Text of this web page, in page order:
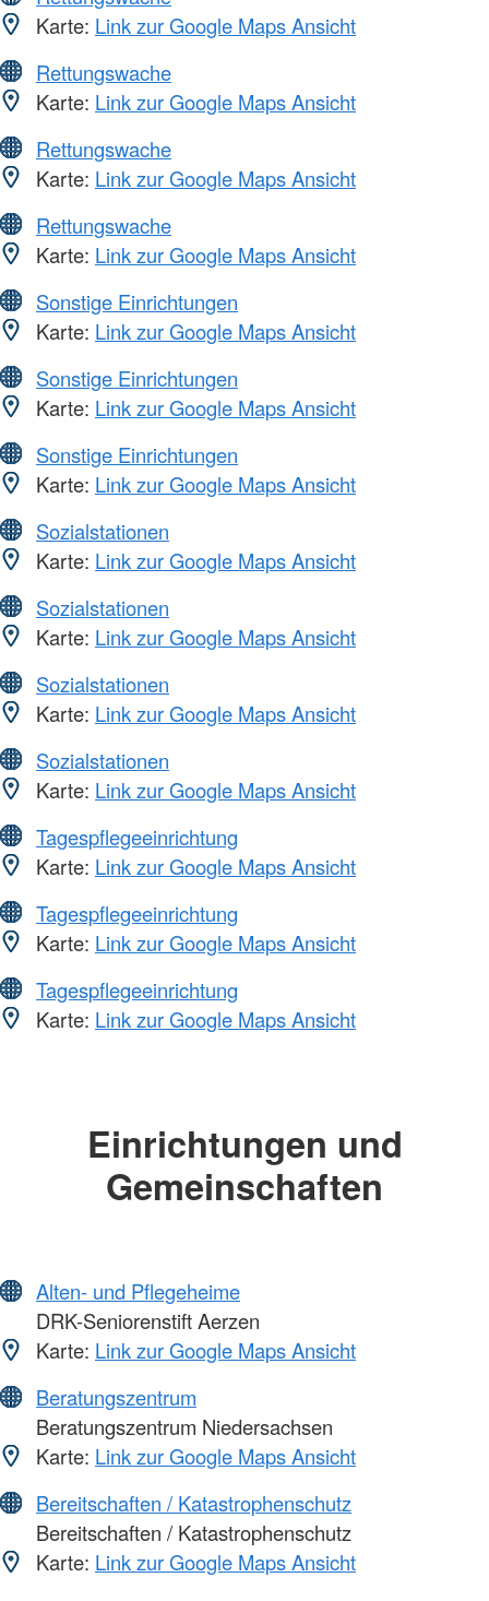
Karte: Link zur Google Maps Ansicht
Rettungswache
Karte: Link zur Google Maps Ansicht
Rettungswache
Karte: Link zur Google Maps Ansicht
Rettungswache
Karte: Link zur Google Maps Ansicht
Sonstige Einrichtungen
Karte: Link zur Google Maps Ansicht
Sonstige Einrichtungen
Karte: Link zur Google Maps Ansicht
Sonstige Einrichtungen
Karte: Link zur Google Maps Ansicht
Sozialstationen
Karte: Link zur Google Maps Ansicht
Sozialstationen
Karte: Link zur Google Maps Ansicht
Sozialstationen
Karte: Link zur Google Maps Ansicht
Sozialstationen
Karte: Link zur Google Maps Ansicht
Tagespflegeeinrichtung
Karte: Link zur Google Maps Ansicht
Tagespflegeeinrichtung
Karte: Link zur Google Maps Ansicht
Tagespflegeeinrichtung
Karte: Link zur Google Maps Ansicht
Einrichtungen und
Gemeinschaften
Alten- und Pflegeheime
DRK-Seniorenstift Aerzen
Karte: Link zur Google Maps Ansicht
Beratungszentrum
Beratungszentrum Niedersachsen
Karte: Link zur Google Maps Ansicht
Bereitschaften / Katastrophenschutz
Bereitschaften / Katastrophenschutz
Karte: Link zur Google Maps Ansicht